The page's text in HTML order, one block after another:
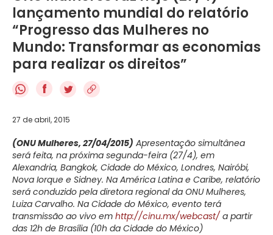
lançamento mundial do relatório
“Progresso das Mulheres no
Mundo: Transformar as economias
para realizar os direitos”
f
27 de abril, 2015
(ONU Mulheres, 27/04/2015) Apresentação simultânea
será feita, na próxima segunda-feira (27/4), em
Alexandria, Bangkok, Cidade do México, Londres, Nairóbi,
Nova Iorque e Sidney. Na América Latina e Caribe, relatório
será conduzido pela diretora regional da ONU Mulheres,
Luiza Carvalho. Na Cidade do México, evento terá
transmissão ao vivo em http://cinu.mx/webcast/ a partir
das 12h de Brasília (10h da Cidade do México)